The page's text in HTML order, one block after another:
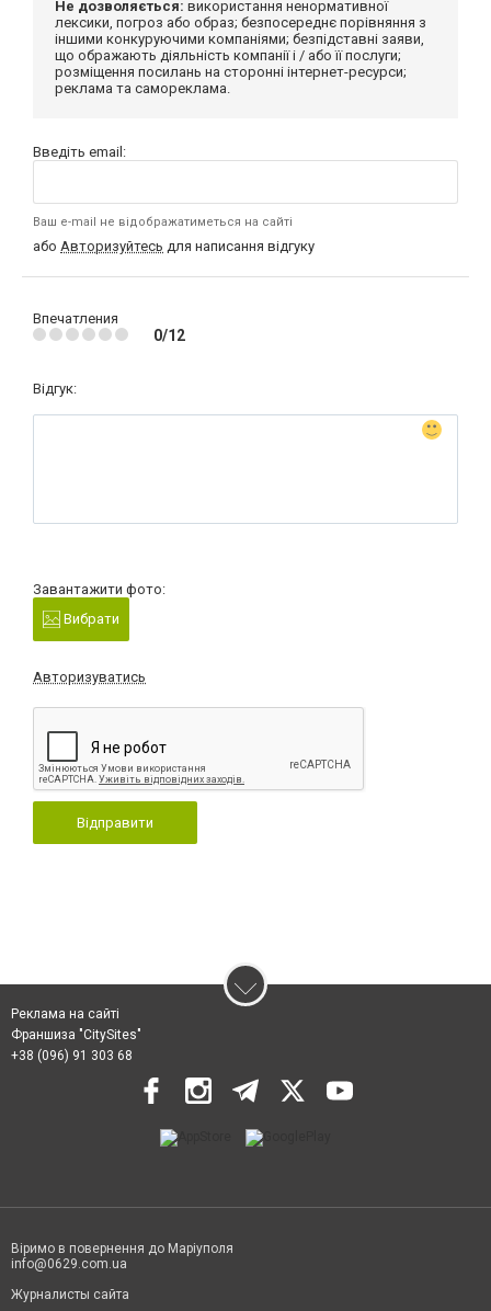
Не дозволяється: використання ненормативної
лексики, погроз або образ; безпосереднє порівняння з
іншими конкуруючими компаніями; безпідставні заяви,
що ображають діяльність компанії і / або її послуги;
розміщення посилань на сторонні інтернет-ресурси;
реклама та самореклама.
Введіть email:
Ваш e-mail не відображатиметься на сайті
або Авторизуйтесь для написання відгуку
Впечатления
0/12
Відгук:
Завантажити фото:
Вибрати
Авторизуватись
Відправити
Реклама на сайті
Франшиза "CitySites"
+38 (096) 91 303 68
Віримо в повернення до Маріуполя
info@0629.com.ua
Журналисты сайта